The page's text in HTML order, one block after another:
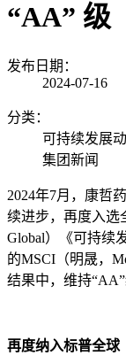
“AA” 级
发布日期：
2024-07-16
分类：
可持续发展
集团新闻
2024年7月，康哲
续进步，再度入选
Global）《可持续
的MSCI （明晟，
结果中，维持“AA
再度纳入标普全球